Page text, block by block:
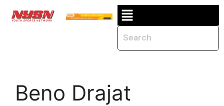
Beno Drajat